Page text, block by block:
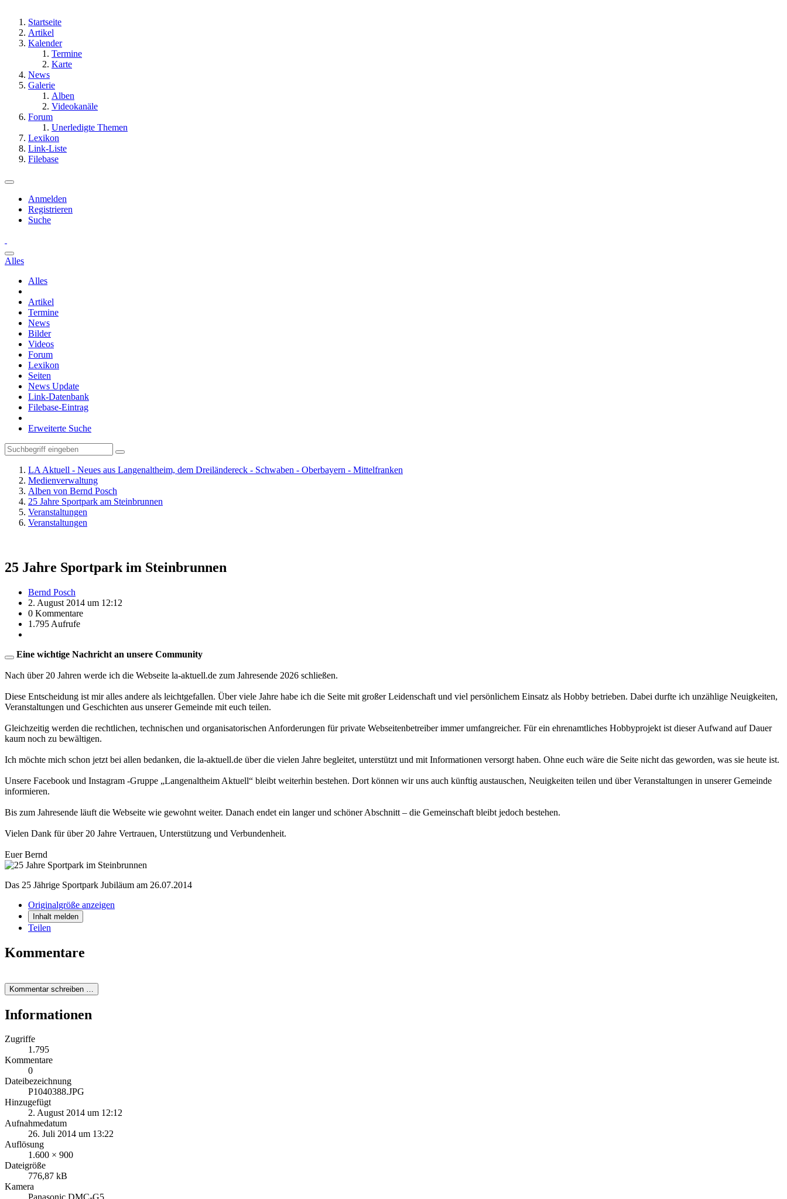
Startseite
Artikel
Kalender
Termine
Karte
News
Galerie
Alben
Videokanäle
Forum
Unerledigte Themen
Lexikon
Link-Liste
Filebase
Anmelden
Registrieren
Suche
Alles
Alles
Artikel
Termine
News
Bilder
Videos
Forum
Lexikon
Seiten
News Update
Link-Datenbank
Filebase-Eintrag
Erweiterte Suche
LA Aktuell - Neues aus Langenaltheim, dem Dreiländereck - Schwaben - Oberbayern - Mittelfranken
Medienverwaltung
Alben von Bernd Posch
25 Jahre Sportpark am Steinbrunnen
Veranstaltungen
Veranstaltungen
25 Jahre Sportpark im Steinbrunnen
Bernd Posch
2. August 2014 um 12:12
0 Kommentare
1.795 Aufrufe
Eine wichtige Nachricht an unsere Community
Nach über 20 Jahren werde ich die Webseite la-aktuell.de zum Jahresende 2026 schließen.
Diese Entscheidung ist mir alles andere als leichtgefallen. Über viele Jahre habe ich die Seite mit großer Leidenschaft und viel persönlichem Einsatz als Hobby betrieben. Dabei durfte ich unzählige Neuigkeiten,
Veranstaltungen und Geschichten aus unserer Gemeinde mit euch teilen.
Gleichzeitig werden die rechtlichen, technischen und organisatorischen Anforderungen für private Webseitenbetreiber immer umfangreicher. Für ein ehrenamtliches Hobbyprojekt ist dieser Aufwand auf Dauer
kaum noch zu bewältigen.
Ich möchte mich schon jetzt bei allen bedanken, die la-aktuell.de über die vielen Jahre begleitet, unterstützt und mit Informationen versorgt haben. Ohne euch wäre die Seite nicht das geworden, was sie heute ist.
Unsere Facebook und Instagram -Gruppe „Langenaltheim Aktuell“ bleibt weiterhin bestehen. Dort können wir uns auch künftig austauschen, Neuigkeiten teilen und über Veranstaltungen in unserer Gemeinde
informieren.
Bis zum Jahresende läuft die Webseite wie gewohnt weiter. Danach endet ein langer und schöner Abschnitt – die Gemeinschaft bleibt jedoch bestehen.
Vielen Dank für über 20 Jahre Vertrauen, Unterstützung und Verbundenheit.
Euer Bernd
Das 25 Jährige Sportpark Jubiläum am 26.07.2014
Originalgröße anzeigen
Inhalt melden
Teilen
Kommentare
Kommentar schreiben …
Informationen
Zugriffe
1.795
Kommentare
0
Dateibezeichnung
P1040388.JPG
Hinzugefügt
2. August 2014 um 12:12
Aufnahmedatum
26. Juli 2014 um 13:22
Auflösung
1.600 × 900
Dateigröße
776,87 kB
Kamera